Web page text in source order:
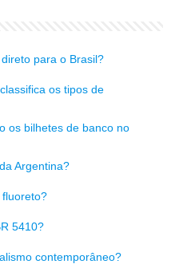
para o Brasil?
os tipos de
os bilhetes de banco no
Argentina?
5410?
contemporâneo?